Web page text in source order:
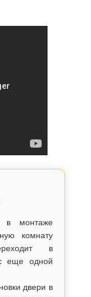
в монтаже
комнату
в
еще одной
двери в